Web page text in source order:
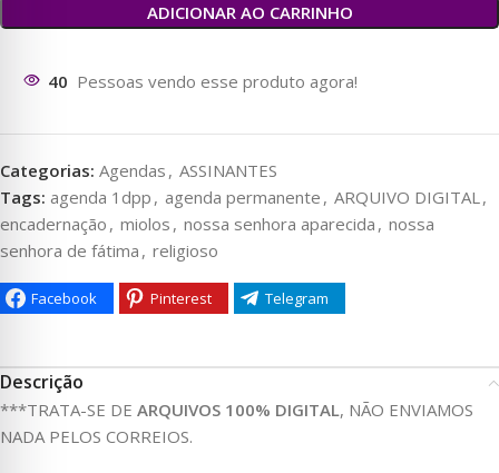
ADICIONAR AO CARRINHO
39 Pessoas vendo esse produto agora!
Categorias: Agendas , ASSINANTES
Tags: agenda 1dpp , agenda permanente , ARQUIVO DIGITAL,
encadernação , miolos , nossa senhora aparecida , nossa
senhora de fátima , religioso
Facebook Pinterest Telegram
Descrição
***TRATA-SE DE ARQUIVOS 100% DIGITAL, NÃO ENVIAMOS
NADA PELOS CORREIOS.